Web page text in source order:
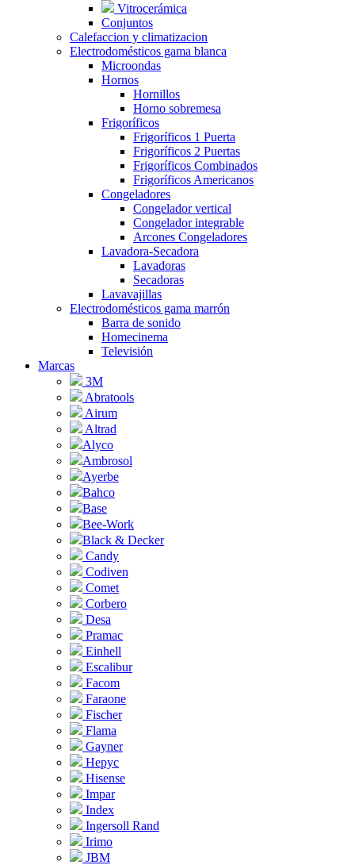
Vitrocerámica
Conjuntos
Calefaccion y climatizacion
Electrodomésticos gama blanca
Microondas
Hornos
Hornillos
Horno sobremesa
Frigoríficos
Frigoríficos 1 Puerta
Frigoríficos 2 Puertas
Frigoríficos Combinados
Frigoríficos Americanos
Congeladores
Congelador vertical
Congelador integrable
Arcones Congeladores
Lavadora-Secadora
Lavadoras
Secadoras
Lavavajillas
Electrodomésticos gama marrón
Barra de sonido
Homecinema
Televisión
Marcas
3M
Abratools
Airum
Altrad
Alyco
Ambrosol
Ayerbe
Bahco
Base
Bee-Work
Black & Decker
Candy
Codiven
Comet
Corbero
Desa
Pramac
Einhell
Escalibur
Facom
Faraone
Fischer
Flama
Gayner
Hepyc
Hisense
Impar
Index
Ingersoll Rand
Irimo
JBM